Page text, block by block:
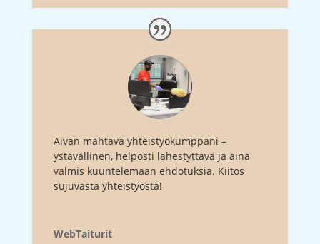
Aivan mahtava yhteistyökumppani –
ystävällinen, helposti lähestyttävä ja aina
valmis kuuntelemaan ehdotuksia. Kiitos
sujuvasta yhteistyöstä!
WebTaiturit